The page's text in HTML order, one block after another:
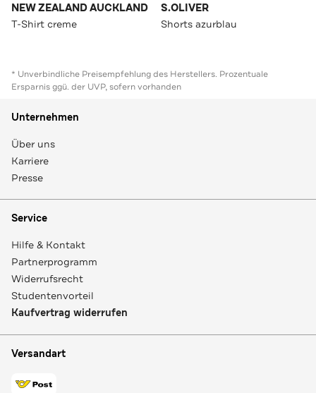
NEW ZEALAND AUCKLAND
T-Shirt creme
S.OLIVER
Shorts azurblau
* Unverbindliche Preisempfehlung des Herstellers. Prozentuale
Ersparnis ggü. der UVP, sofern vorhanden
Unternehmen
Über uns
Karriere
Presse
Service
Hilfe & Kontakt
Partnerprogramm
Widerrufsrecht
Studentenvorteil
Kaufvertrag widerrufen
Versandart